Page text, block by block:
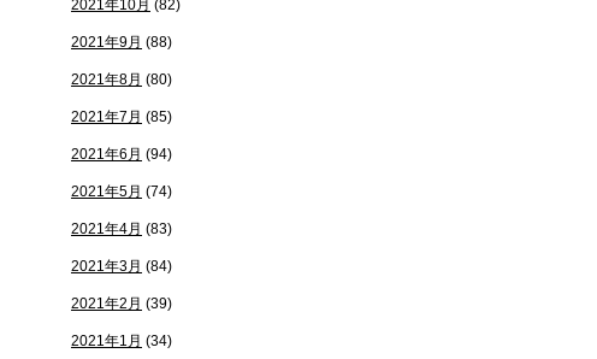
2021年10月 (82)
2021年9月 (88)
2021年8月 (80)
2021年7月 (85)
2021年6月 (94)
2021年5月 (74)
2021年4月 (83)
2021年3月 (84)
2021年2月 (39)
2021年1月 (34)